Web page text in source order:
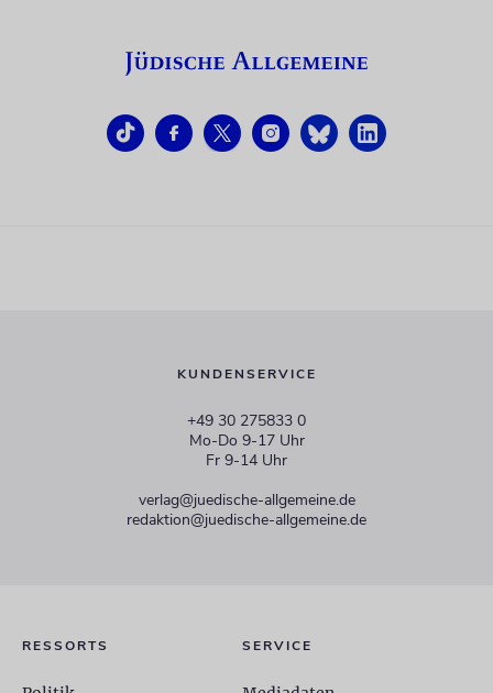
KUNDENSERVICE
+49 30 275833 0
Mo-Do 9-17 Uhr
Fr 9-14 Uhr
verlag@juedische-allgemeine.de
redaktion@juedische-allgemeine.de
RESSORTS SERVICE